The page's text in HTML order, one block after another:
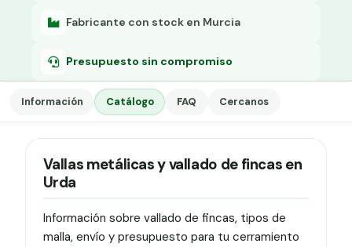
Fabricante con stock en Murcia
Presupuesto sin compromiso
Información Catálogo FAQ Cercanos
Vallas metálicas y vallado de fincas en
Urda
Información sobre vallado de fincas, tipos de
malla, envío y presupuesto para tu cerramiento